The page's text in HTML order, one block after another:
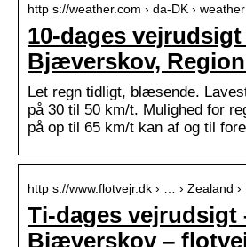
http s://weather.com › da-DK ›
10-dages
Bjæverskov,
Let regn tidligt, blæsende.
på 30 til 50 km/t. Mulighed for
på op til 65 km/t kan af og til
http s://www.flotvejr.dk › … › Zealand
Ti-dages vejrudsigt
Bjæverskov –